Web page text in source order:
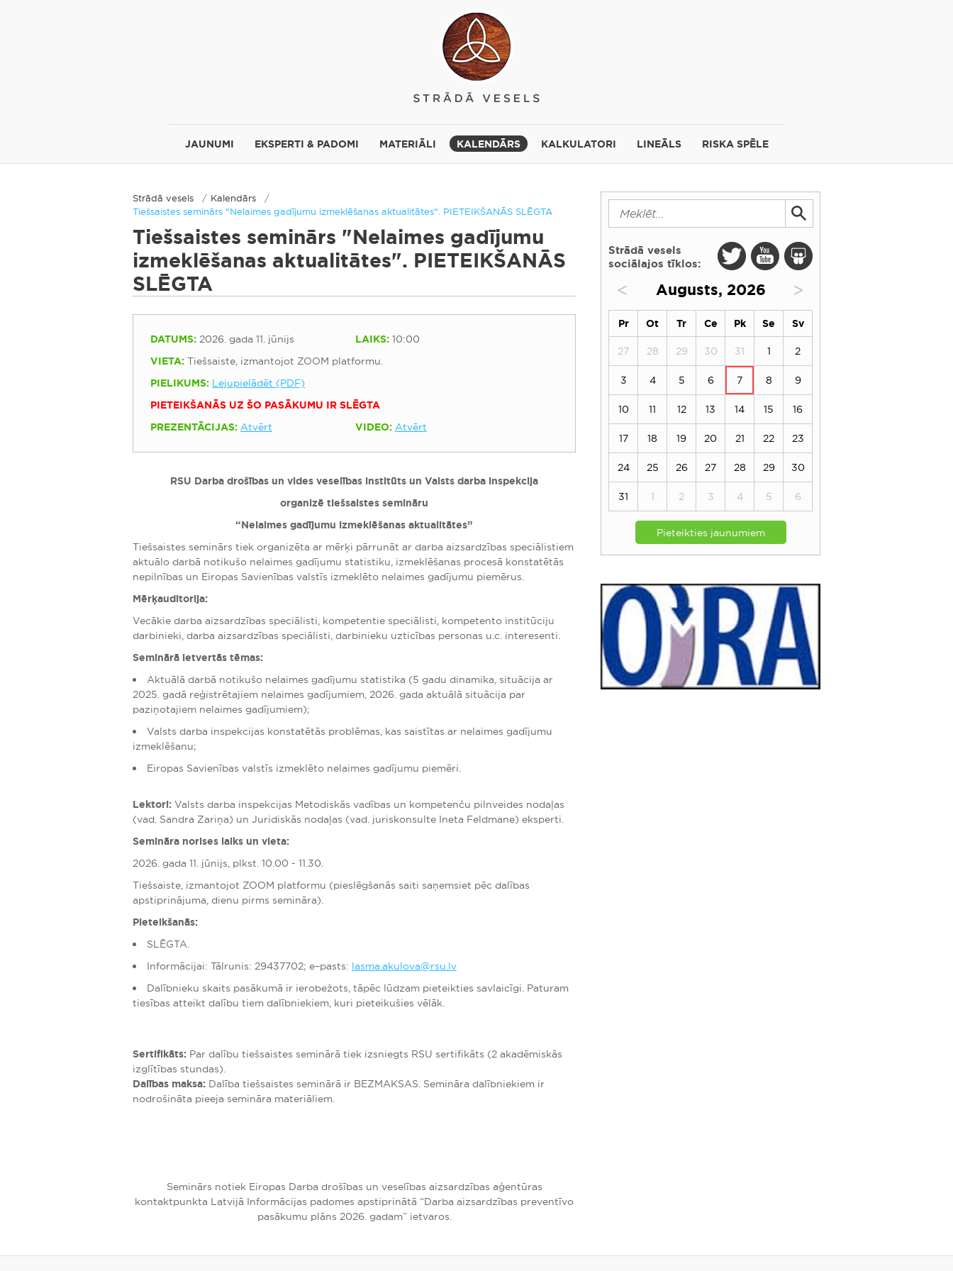
JAUNUMI EKSPERTI & PADOMI MATERIĀLI KALENDĀRS KALKULATORI LINEĀLS RISKA SPĒLE
Strādā vesels
Kalendārs
Tiešsaistes seminārs "Nelaimes gadījumu izmeklēšanas aktualitātes". PIETEIKŠANĀS SLĒGTA
Tiešsaistes seminārs "Nelaimes gadījumu
izmeklēšanas aktualitātes". PIETEIKŠANĀS
SLĒGTA
DATUMS: 2026. gada 11. jūnijs LAIKS: 10:00
VIETA: Tiešsaiste, izmantojot ZOOM platformu.
PIELIKUMS: Lejupielādēt (PDF)
PIETEIKŠANĀS UZ ŠO PASĀKUMU IR SLĒGTA
PREZENTĀCIJAS: Atvērt VIDEO: Atvērt
RSU Darba drošības un vides veselības institūts un Valsts darba inspekcija
organizē tiešsaistes semināru
“Nelaimes gadījumu izmeklēšanas aktualitātes”
Tiešsaistes seminārs tiek organizēta ar mērķi pārrunāt ar darba aizsardzības speciālistiem
aktuālo darbā notikušo nelaimes gadījumu statistiku, izmeklēšanas procesā konstatētās
nepilnības un Eiropas Savienības valstīs izmeklēto nelaimes gadījumu piemērus.
Mērķauditorija:
Vecākie darba aizsardzības speciālisti, kompetentie speciālisti, kompetento institūciju
darbinieki, darba aizsardzības speciālisti, darbinieku uzticības personas u.c. interesenti.
Seminārā ietvertās tēmas:
Aktuālā darbā notikušo nelaimes gadījumu statistika (5 gadu dinamika, situācija ar
2025. gadā reģistrētajiem nelaimes gadījumiem, 2026. gada aktuālā situācija par
paziņotajiem nelaimes gadījumiem);
Valsts darba inspekcijas konstatētās problēmas, kas saistītas ar nelaimes gadījumu
izmeklēšanu;
Eiropas Savienības valstīs izmeklēto nelaimes gadījumu piemēri.
Lektori: Valsts darba inspekcijas Metodiskās vadības un kompetenču pilnveides nodaļas
(vad. Sandra Zariņa) un Juridiskās nodaļas (vad. juriskonsulte Ineta Feldmane) eksperti.
Semināra norises laiks un vieta:
2026. gada 11. jūnijs, plkst. 10.00 - 11.30.
Tiešsaiste, izmantojot ZOOM platformu (pieslēgšanās saiti saņemsiet pēc dalības
apstiprinājuma, dienu pirms semināra).
Pieteikšanās:
SLĒGTA.
Informācijai: Tālrunis: 29437702; e–pasts: lasma.akulova@rsu.lv
Dalībnieku skaits pasākumā ir ierobežots, tāpēc lūdzam pieteikties savlaicīgi. Paturam
tiesības atteikt dalību tiem dalībniekiem, kuri pieteikušies vēlāk.
Sertifikāts: Par dalību tiešsaistes seminārā tiek izsniegts RSU sertifikāts (2 akadēmiskās
izglītības stundas).
Dalības maksa: Dalība tiešsaistes seminārā ir BEZMAKSAS. Semināra dalībniekiem ir
nodrošināta pieeja semināra materiāliem.
Seminārs notiek Eiropas Darba drošības un veselības aizsardzības aģentūras
kontaktpunkta Latvijā Informācijas padomes apstiprinātā “Darba aizsardzības preventīvo
pasākumu plāns 2026. gadam” ietvaros.
Strādā vesels
sociālajos tīklos:
< Augusts, 2026 >
Pr Ot Tr Ce Pk Se Sv
27 28 29 30 31 1 2
3 4 5 6 7 8 9
10 11 12 13 14 15 16
17 18 19 20 21 22 23
24 25 26 27 28 29 30
31 1 2 3 4 5 6
Pieteikties jaunumiem